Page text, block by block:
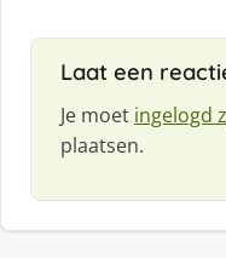
Laat een
Je moet ingelogd
plaatsen.